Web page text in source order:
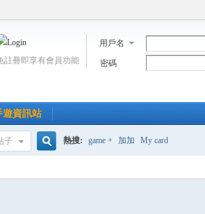
用戶名
密碼
註冊即享有會員功能
遊資訊站
子 熱搜: game + 加加 My card